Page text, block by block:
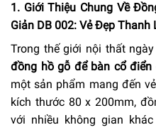
1. Giới Thiệu Chung Về
Giản DB 002: Vẻ Đẹp Thanh
Trong thế giới nội thất
đồng hồ gỗ để bàn cổ điển
một sản phẩm mang đến
kích thước 80 x 200mm,
với nhiều không gian